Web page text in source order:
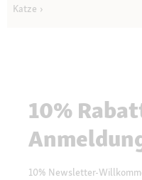
Katze
10%
10% Newsletter-